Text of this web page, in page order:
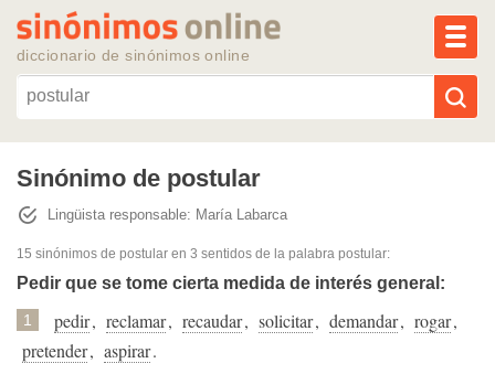
diccionario de sinónimos online
Reescribir texto con IA
Sinónimos populares
Temas populares
Temas recientes
Sinónimo de postular
Lingüista responsable: María Labarca
15 sinónimos de postular en 3 sentidos de la palabra postular:
Pedir que se tome cierta medida de interés general:
1 pedir, reclamar, recaudar, solicitar, demandar, rogar,
pretender, aspirar.